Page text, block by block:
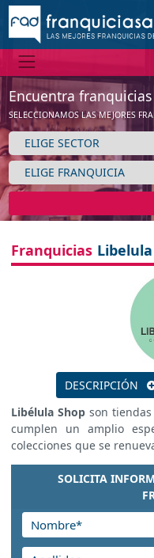
Encuentra
SELECCIONAMOS LAS MEJORES
Franquicias
DESCRIPCIÓN
Libélula Shopson tiendas
cumplen un amplio
colecciones que se
SOLICITA
No tenemos información
Ver